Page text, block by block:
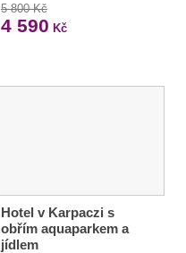
5 800 Kč
4 590 Kč
Hotel v Karpaczi s
obřím aquaparkem a
jídlem